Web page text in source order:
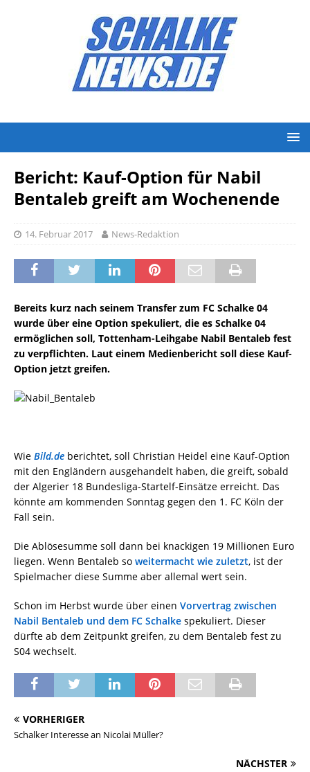
Bericht: Kauf-Option für Nabil
Bentaleb greift am Wochenende
14. Februar 2017 News-Redaktion
Bereits kurz nach seinem Transfer zum FC Schalke 04
wurde über eine Option spekuliert, die es Schalke 04
ermöglichen soll, Tottenham-Leihgabe Nabil Bentaleb fest
zu verpflichten. Laut einem Medienbericht soll diese Kauf-
Option jetzt greifen.
Wie Bild.de berichtet, soll Christian Heidel eine Kauf-Option
mit den Engländern ausgehandelt haben, die greift, sobald
der Algerier 18 Bundesliga-Startelf-Einsätze erreicht. Das
könnte am kommenden Sonntag gegen den 1. FC Köln der
Fall sein.
Die Ablösesumme soll dann bei knackigen 19 Millionen Euro
liegen. Wenn Bentaleb so weitermacht wie zuletzt, ist der
Spielmacher diese Summe aber allemal wert sein.
Schon im Herbst wurde über einen Vorvertrag zwischen
Nabil Bentaleb und dem FC Schalke spekuliert. Dieser
dürfte ab dem Zeitpunkt greifen, zu dem Bentaleb fest zu
S04 wechselt.
VORHERIGER
Schalker Interesse an Nicolai Müller?
NÄCHSTER